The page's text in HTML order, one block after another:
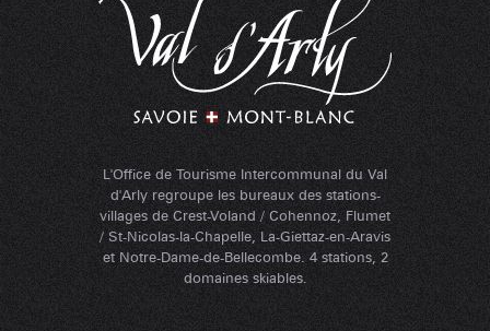
L'Office de Tourisme Intercommunal du Val
d'Arly regroupe les bureaux des stations-
villages de Crest-Voland / Cohennoz, Flumet
/ St-Nicolas-la-Chapelle, La-Giettaz-en-Aravis
et Notre-Dame-de-Bellecombe. 4 stations, 2
domaines skiables.